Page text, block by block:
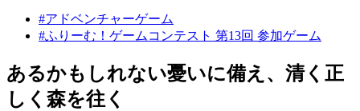
#アドベンチャーゲーム
#ふりーむ！ゲームコンテスト 第13回 参加ゲーム
あるかもしれない憂いに備え、清く正
しく森を往く